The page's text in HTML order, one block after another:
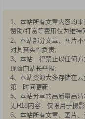
1、本站所有文章内容均
赞助/打赏等费用仅为维持
2、本站部分文章、图片
对其真实性负责;
3、本站一律禁止以任何
现请向站长举报;
4、本站资源大多存储在
第一时间更新:
5、本站分享的高质量高
无R18内容，仅限用于摄
6、本站所有文章、图片